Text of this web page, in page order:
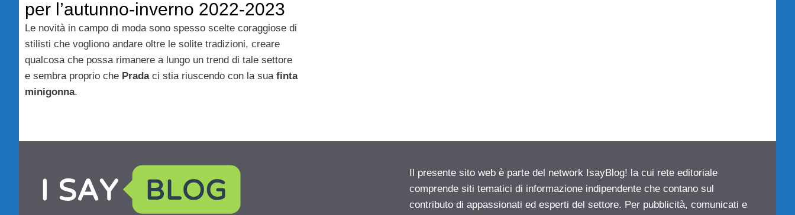
per l’autunno-inverno 2022-2023
Le novità in campo di moda sono spesso scelte coraggiose di
stilisti che vogliono andare oltre le solite tradizioni, creare
qualcosa che possa rimanere a lungo un trend di tale settore
e sembra proprio che Pradaci stia riuscendo con la sua finta
minigonna.
Il presente sito web è parte del network IsayBlog! la cui rete editoriale
comprende siti tematici di informazione indipendente che contano sul
contributo di appassionati ed esperti del settore. Per pubblicità, comunicati e